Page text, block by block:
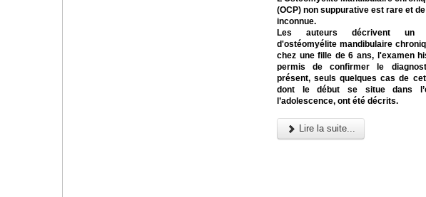
(OCP) non suppurative est rare et
inconnue.
Les auteurs décrivent
d'ostéomyélite mandibulaire
chez une fille de 6 ans, l'examen
permis de confirmer le
présent, seuls quelques cas de
dont le début se situe dans
l’adolescence, ont été décrits.
Lire la suite...